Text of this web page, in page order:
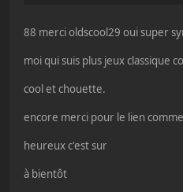
88 merci oldscool29 oui super
moi qui suis plus jeux classique
cool et chouette.
encore merci pour le lien
heureux c'est sur
à bientôt